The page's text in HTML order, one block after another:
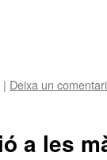
| Deixa un comentari
a les